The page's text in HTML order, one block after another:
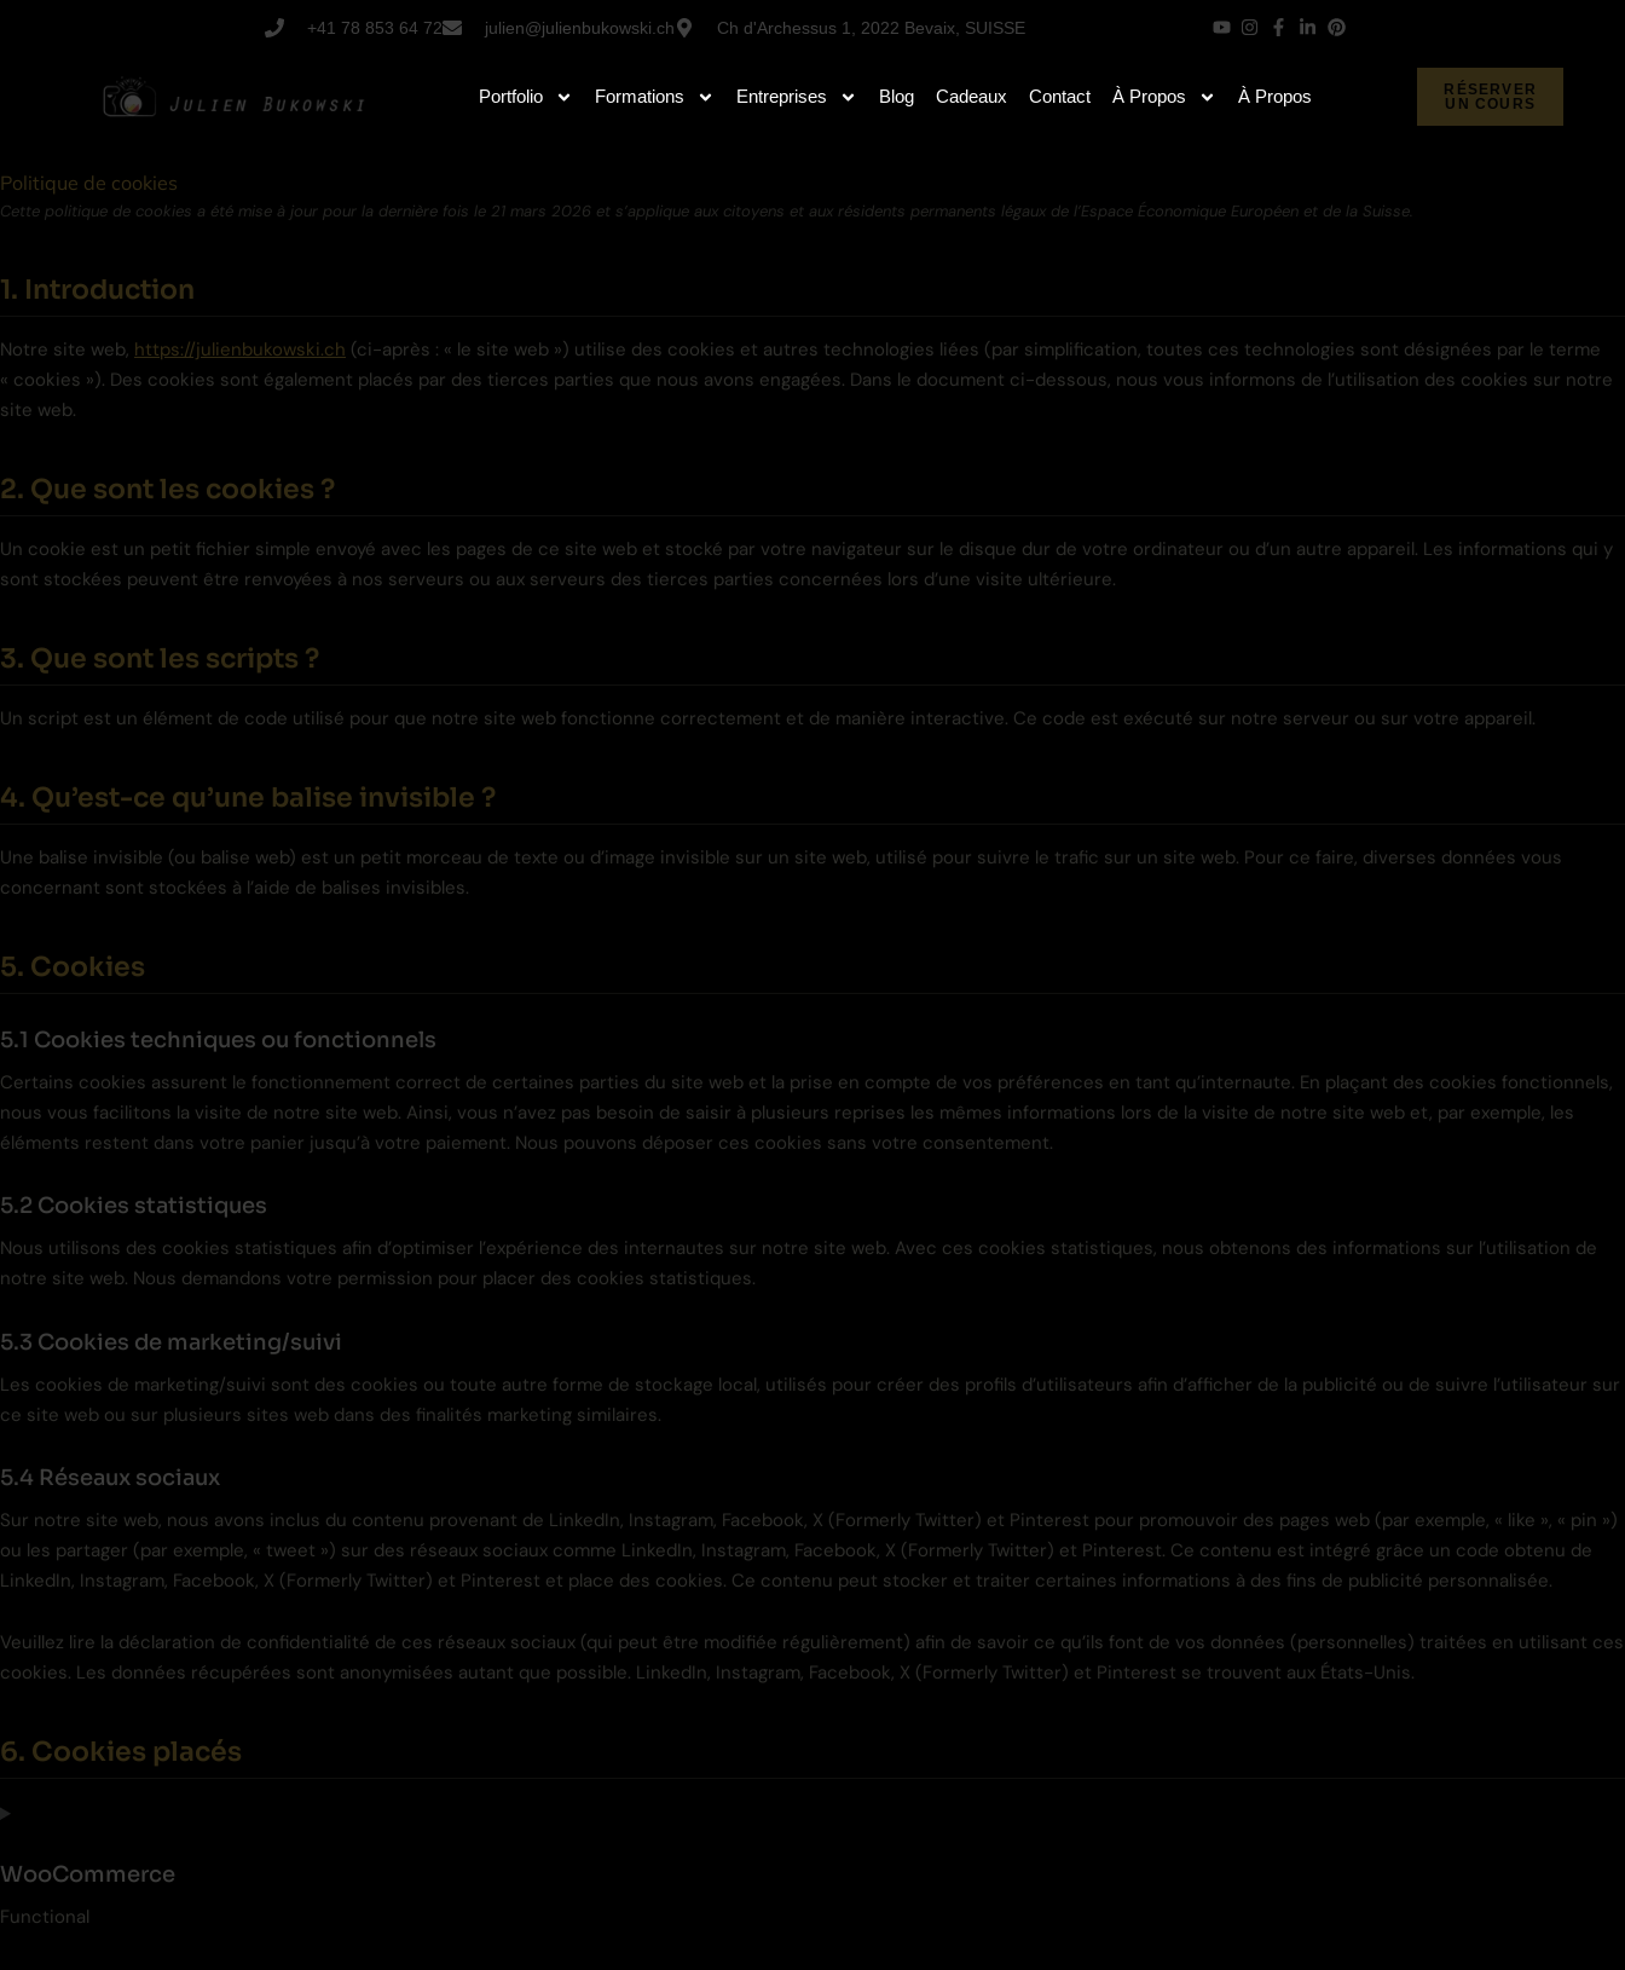
+41 78 853 64 72 julien@julienbukowski.ch Ch d'Archessus 1, 2022 Bevaix, SUISSE
Portfolio Formations Entreprises Blog Cadeaux Contact À Propos À Propos
RÉSERVER
UN COURS
Politique de cookies
Cette politique de cookies a été mise à jour pour la dernière fois le 21 mars 2026 et s’applique aux citoyens et aux résidents permanents légaux de l’Espace Économique Européen et de la Suisse.
1. Introduction
Notre site web, https://julienbukowski.ch (ci-après : « le site web ») utilise des cookies et autres technologies liées (par simplification, toutes ces technologies sont désignées par le terme
« cookies »). Des cookies sont également placés par des tierces parties que nous avons engagées. Dans le document ci-dessous, nous vous informons de l’utilisation des cookies sur notre
site web.
2. Que sont les cookies ?
Un cookie est un petit fichier simple envoyé avec les pages de ce site web et stocké par votre navigateur sur le disque dur de votre ordinateur ou d’un autre appareil. Les informations qui y
sont stockées peuvent être renvoyées à nos serveurs ou aux serveurs des tierces parties concernées lors d’une visite ultérieure.
3. Que sont les scripts ?
Un script est un élément de code utilisé pour que notre site web fonctionne correctement et de manière interactive. Ce code est exécuté sur notre serveur ou sur votre appareil.
4. Qu’est-ce qu’une balise invisible ?
Une balise invisible (ou balise web) est un petit morceau de texte ou d’image invisible sur un site web, utilisé pour suivre le trafic sur un site web. Pour ce faire, diverses données vous
concernant sont stockées à l’aide de balises invisibles.
5. Cookies
5.1 Cookies techniques ou fonctionnels
Certains cookies assurent le fonctionnement correct de certaines parties du site web et la prise en compte de vos préférences en tant qu’internaute. En plaçant des cookies fonctionnels,
nous vous facilitons la visite de notre site web. Ainsi, vous n’avez pas besoin de saisir à plusieurs reprises les mêmes informations lors de la visite de notre site web et, par exemple, les
éléments restent dans votre panier jusqu’à votre paiement. Nous pouvons déposer ces cookies sans votre consentement.
5.2 Cookies statistiques
Nous utilisons des cookies statistiques afin d’optimiser l’expérience des internautes sur notre site web. Avec ces cookies statistiques, nous obtenons des informations sur l’utilisation de
notre site web. Nous demandons votre permission pour placer des cookies statistiques.
5.3 Cookies de marketing/suivi
Les cookies de marketing/suivi sont des cookies ou toute autre forme de stockage local, utilisés pour créer des profils d’utilisateurs afin d’afficher de la publicité ou de suivre l’utilisateur sur
ce site web ou sur plusieurs sites web dans des finalités marketing similaires.
5.4 Réseaux sociaux
Sur notre site web, nous avons inclus du contenu provenant de LinkedIn, Instagram, Facebook, X (Formerly Twitter) et Pinterest pour promouvoir des pages web (par exemple, « like », « pin »)
ou les partager (par exemple, « tweet ») sur des réseaux sociaux comme LinkedIn, Instagram, Facebook, X (Formerly Twitter) et Pinterest. Ce contenu est intégré grâce un code obtenu de
LinkedIn, Instagram, Facebook, X (Formerly Twitter) et Pinterest et place des cookies. Ce contenu peut stocker et traiter certaines informations à des fins de publicité personnalisée.
Veuillez lire la déclaration de confidentialité de ces réseaux sociaux (qui peut être modifiée régulièrement) afin de savoir ce qu’ils font de vos données (personnelles) traitées en utilisant ces
cookies. Les données récupérées sont anonymisées autant que possible. LinkedIn, Instagram, Facebook, X (Formerly Twitter) et Pinterest se trouvent aux États-Unis.
6. Cookies placés
WooCommerce
Functional
Consent
service
woocommerce
Consent
service
elementor
Consent
service
stripe
Consent
service
sourcebuster-
Consent
service
hubspot
Consent
service
wordpress
Consent
service
wordfence
Consent
service
complianz
Consent
service
divers